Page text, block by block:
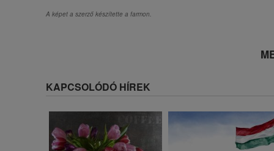
A képet a szerző készítette a farmon.
KAPCSOLÓDÓ HÍREK